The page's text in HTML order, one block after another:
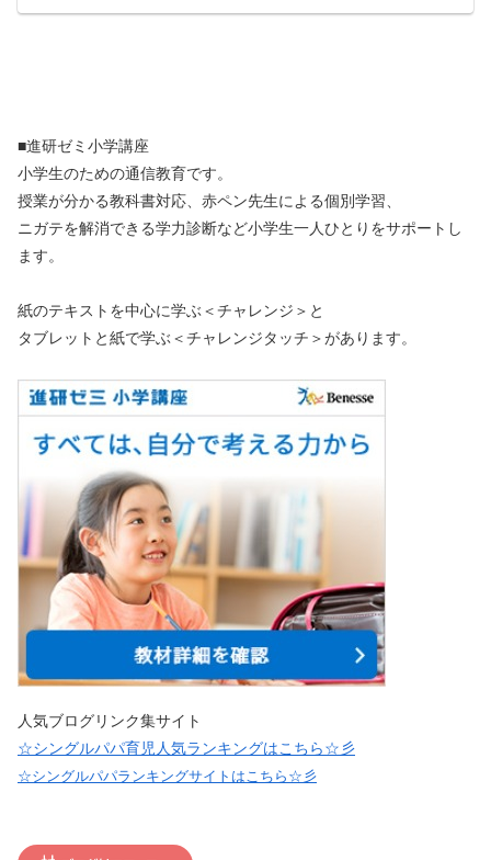
■進研ゼミ小学講座
小学生のための通信教育です。
授業が分かる教科書対応、赤ペン先生による個別学習、
ニガテを解消できる学力診断など小学生一人ひとりをサポートし
ます。
紙のテキストを中心に学ぶ＜チャレンジ＞と
タブレットと紙で学ぶ＜チャレンジタッチ＞があります。
人気ブログリンク集サイト
☆シングルパパ育児人気ランキングはこちら☆彡
☆シングルパパランキングサイトはこちら☆彡